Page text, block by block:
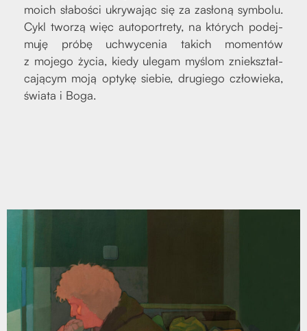
moich sła­bo­ści ukry­wa­jąc się za zasło­ną sym­bo­lu.
Cykl two­rzą więc auto­por­tre­ty, na któ­rych podej­
mu­ję pró­bę uchwy­ce­nia takich momen­tów
z moje­go życia, kie­dy ule­gam myślom znie­kształ­
ca­ją­cym moją opty­kę sie­bie, dru­gie­go czło­wie­ka,
świa­ta i Boga.